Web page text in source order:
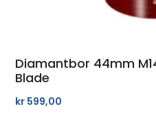
Diamantbor 44mm
Blade
kr 599,00